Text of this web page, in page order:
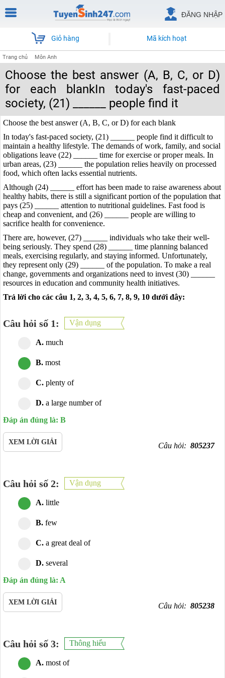
ĐĂNG NHẬP
Giỏ hàng Mã kích hoạt
Trang chủ Môn Anh
Choose the best answer (A, B, C, or D)
for each blankIn today's fast-paced
society, (21) ______ people find it
Choose the best answer (A, B, C, or D) for each blank
In today's fast-paced society, (21) ______ people find it difficult to
maintain a healthy lifestyle. The demands of work, family, and social
obligations leave (22) ______ time for exercise or proper meals. In
urban areas, (23) ______ the population relies heavily on processed
food, which often lacks essential nutrients.
Although (24) ______ effort has been made to raise awareness about
healthy habits, there is still a significant portion of the population that
pays (25) ______ attention to nutritional guidelines. Fast food is
cheap and convenient, and (26) ______ people are willing to
sacrifice health for convenience.
There are, however, (27) ______ individuals who take their well-
being seriously. They spend (28) ______ time planning balanced
meals, exercising regularly, and staying informed. Unfortunately,
they represent only (29) ______ of the population. To make a real
change, governments and organizations need to invest (30) ______
resources in education and community health initiatives.
Trả lời cho các câu 1, 2, 3, 4, 5, 6, 7, 8, 9, 10 dưới đây:
Câu hỏi số 1: Vận dụng
A. much
B. most
C. plenty of
D. a large number of
Đáp án đúng là: B
XEM LỜI GIẢI Câu hỏi: 805237
Câu hỏi số 2: Vận dụng
A. little
B. few
C. a great deal of
D. several
Đáp án đúng là: A
XEM LỜI GIẢI Câu hỏi: 805238
Câu hỏi số 3: Thông hiểu
A. most of